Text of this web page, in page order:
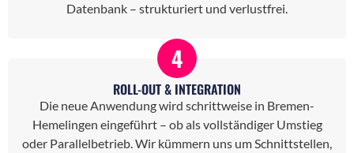
Datenbank – strukturiert und verlustfrei.
4
ROLL-OUT & INTEGRATION
Die neue Anwendung wird schrittweise in Bremen-
Hemelingen eingeführt – ob als vollständiger Umstieg
oder Parallelbetrieb. Wir kümmern uns um Schnittstellen,